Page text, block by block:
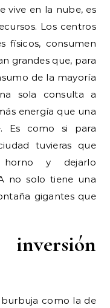
vive en la nube, es
Los centros
físicos, consumen
grandes que, para
de la mayoría
sola consulta a
energía que una
Es como si para
tuvieras que
y dejarlo
no solo tiene una
gigantes que
como la de